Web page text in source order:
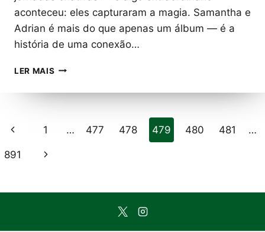
aconteceu: eles capturaram a magia. Samantha e
Adrian é mais do que apenas um álbum — é a
história de uma conexão…
LER MAIS SAMANTHA
LANÇA
“SAMBA
YOUNGE
Navegação
da
Página
Anterior
1 … 477 478 479 480 481 …
891
Página